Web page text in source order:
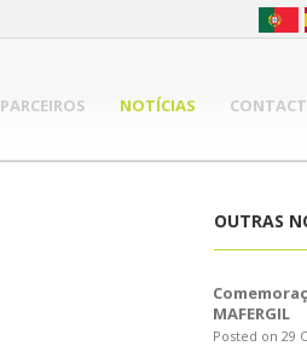
PARCEIROS NOTÍCIAS
OUTRAS
MAFERGIL
Posted on 29